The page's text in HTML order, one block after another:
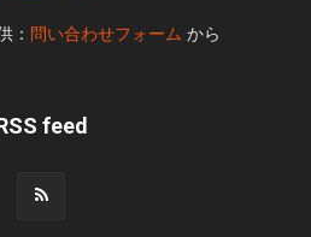
： 問い合わせフォーム から
feed